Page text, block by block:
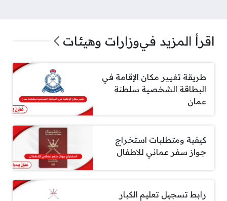
اقرأ المزيد فيوزارات وهيئات
طريقة تغيير مكان الإقامة في
البطاقة الشخصية سلطنة
عمان
كيفية ومتطلبات استخراج
جواز سفر عماني للاطفال
رابط تسجيل تعليم الكبار